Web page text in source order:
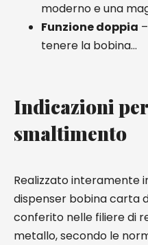
moderno e una
Funzione doppia
tenere la bobina…
Indicazioni
smaltimento
Realizzato interamente
dispenser bobina carta
conferito nelle filiere di
metallo, secondo le